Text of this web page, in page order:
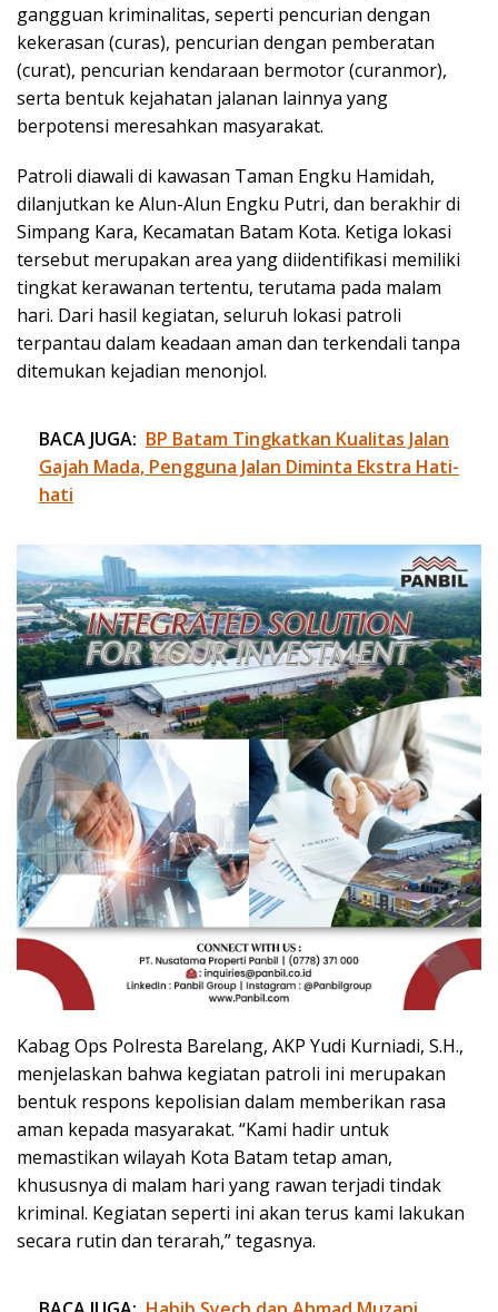
gangguan kriminalitas, seperti pencurian dengan
kekerasan (curas), pencurian dengan pemberatan
(curat), pencurian kendaraan bermotor (curanmor),
serta bentuk kejahatan jalanan lainnya yang
berpotensi meresahkan masyarakat.
Patroli diawali di kawasan Taman Engku Hamidah,
dilanjutkan ke Alun-Alun Engku Putri, dan berakhir di
Simpang Kara, Kecamatan Batam Kota. Ketiga lokasi
tersebut merupakan area yang diidentifikasi memiliki
tingkat kerawanan tertentu, terutama pada malam
hari. Dari hasil kegiatan, seluruh lokasi patroli
terpantau dalam keadaan aman dan terkendali tanpa
ditemukan kejadian menonjol.
BACA JUGA: BP Batam Tingkatkan Kualitas Jalan
Gajah Mada, Pengguna Jalan Diminta Ekstra Hati-
hati
Kabag Ops Polresta Barelang, AKP Yudi Kurniadi, S.H.,
menjelaskan bahwa kegiatan patroli ini merupakan
bentuk respons kepolisian dalam memberikan rasa
aman kepada masyarakat. “Kami hadir untuk
memastikan wilayah Kota Batam tetap aman,
khususnya di malam hari yang rawan terjadi tindak
kriminal. Kegiatan seperti ini akan terus kami lakukan
secara rutin dan terarah,” tegasnya.